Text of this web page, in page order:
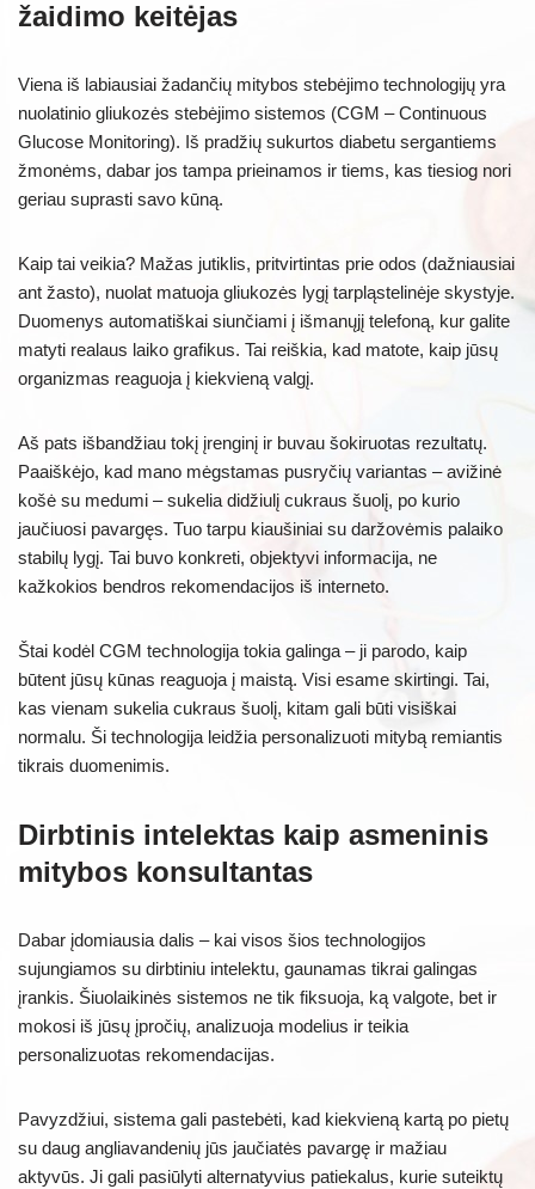
žaidimo keitėjas
Viena iš labiausiai žadančių mitybos stebėjimo technologijų yra
nuolatinio gliukozės stebėjimo sistemos (CGM – Continuous
Glucose Monitoring). Iš pradžių sukurtos diabetu sergantiems
žmonėms, dabar jos tampa prieinamos ir tiems, kas tiesiog nori
geriau suprasti savo kūną.
Kaip tai veikia? Mažas jutiklis, pritvirtintas prie odos (dažniausiai
ant žasto), nuolat matuoja gliukozės lygį tarpląstelinėje skystyje.
Duomenys automatiškai siunčiami į išmanųjį telefoną, kur galite
matyti realaus laiko grafikus. Tai reiškia, kad matote, kaip jūsų
organizmas reaguoja į kiekvieną valgį.
Aš pats išbandžiau tokį įrenginį ir buvau šokiruotas rezultatų.
Paaiškėjo, kad mano mėgstamas pusryčių variantas – avižinė
košė su medumi – sukelia didžiulį cukraus šuolį, po kurio
jaučiuosi pavargęs. Tuo tarpu kiaušiniai su daržovėmis palaiko
stabilų lygį. Tai buvo konkreti, objektyvi informacija, ne
kažkokios bendros rekomendacijos iš interneto.
Štai kodėl CGM technologija tokia galinga – ji parodo, kaip
būtent jūsų kūnas reaguoja į maistą. Visi esame skirtingi. Tai,
kas vienam sukelia cukraus šuolį, kitam gali būti visiškai
normalu. Ši technologija leidžia personalizuoti mitybą remiantis
tikrais duomenimis.
Dirbtinis intelektas kaip asmeninis
mitybos konsultantas
Dabar įdomiausia dalis – kai visos šios technologijos
sujungiamos su dirbtiniu intelektu, gaunamas tikrai galingas
įrankis. Šiuolaikinės sistemos ne tik fiksuoja, ką valgote, bet ir
mokosi iš jūsų įpročių, analizuoja modelius ir teikia
personalizuotas rekomendacijas.
Pavyzdžiui, sistema gali pastebėti, kad kiekvieną kartą po pietų
su daug angliavandenių jūs jaučiatės pavargę ir mažiau
aktyvūs. Ji gali pasiūlyti alternatyvius patiekalus, kurie suteiktų